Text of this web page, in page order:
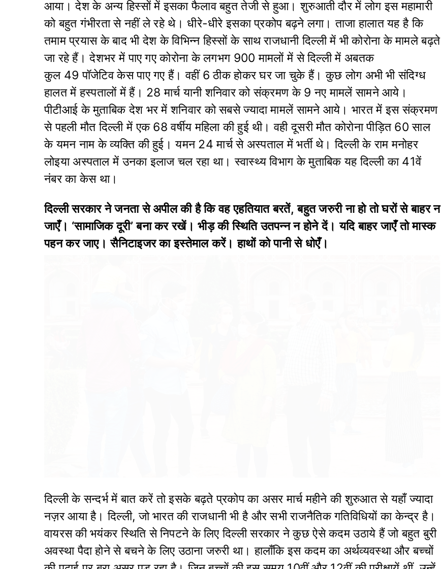
आया। देश के अन्य हिस्सों में इसका फैलाव बहुत तेजी से हुआ। शुरुआती दौर में लोग इस महामारी
को बहुत गंभीरता से नहीं ले रहे थे। धीरे-धीरे इसका प्रकोप बढ़ने लगा। ताजा हालात यह है कि
तमाम प्रयास के बाद भी देश के विभिन्न हिस्सों के साथ राजधानी दिल्ली में भी कोरोना के मामले बढ़ते
जा रहे हैं। देशभर में पाए गए कोरोना के लगभग 900 मामलों में से दिल्ली में अबतक
कुल 49 पॉजेटिव केस पाए गए हैं। वहीं 6 ठीक होकर घर जा चुके हैं। कुछ लोग अभी भी संदिग्ध
हालत में हस्पतालों में हैं। 28 मार्च यानी शनिवार को संक्रमण के 9 नए मामलें सामने आये।
पीटीआई के मुताबिक देश भर में शनिवार को सबसे ज्यादा मामलें सामने आये। भारत में इस संक्रमण
से पहली मौत दिल्ली में एक 68 वर्षीय महिला की हुई थी। वही दूसरी मौत कोरोना पीड़ित 60 साल
के यमन नाम के व्यक्ति की हुई। यमन 24 मार्च से अस्पताल में भर्ती थे। दिल्ली के राम मनोहर
लोइया अस्पताल में उनका इलाज चल रहा था। स्वास्थ्य विभाग के मुताबिक यह दिल्ली का 41वें
नंबर का केस था।
दिल्ली सरकार ने जनता से अपील की है कि वह एहतियात बरतें, बहुत जरुरी ना हो तो घरों से बाहर न
जाएँ। ‘सामाजिक दूरी’ बना कर रखें। भीड़ की स्थिति उतपन्न न होने दें। यदि बाहर जाएँ तो मास्क
पहन कर जाए। सैनिटाइजर का इस्तेमाल करें। हाथों को पानी से धोएँ।
दिल्ली के सन्दर्भ में बात करें तो इसके बढ़ते प्रकोप का असर मार्च महीने की शुरुआत से यहाँ ज्यादा
नज़र आया है। दिल्ली, जो भारत की राजधानी भी है और सभी राजनैतिक गतिविधियों का केन्द्र है।
वायरस की भयंकर स्थिति से निपटने के लिए दिल्ली सरकार ने कुछ ऐसे कदम उठाये हैं जो बहुत बुरी
अवस्था पैदा होने से बचने के लिए उठाना जरुरी था। हालाँकि इस कदम का अर्थव्यवस्था और बच्चों